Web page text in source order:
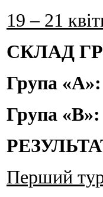
19 – 21
СКЛАД
Група «А»:
Група «В»:
Перший